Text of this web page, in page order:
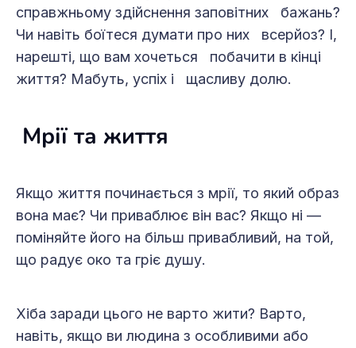
справжньому здійснення заповітних бажань?
Чи навіть боїтеся думати про них всерйоз? І,
нарешті, що вам хочеться побачити в кінці
життя? Мабуть, успіх і щасливу долю.
Мрії та життя
Якщо життя починається з мрії, то який образ
вона має? Чи приваблює він вас? Якщо ні —
поміняйте його на більш привабливий, на той,
що радує око та гріє душу.
Хіба заради цього не варто жити? Варто,
навіть, якщо ви людина з особливими або